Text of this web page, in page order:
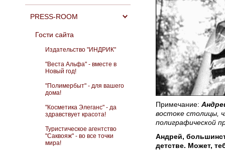
PRESS-ROOM
Гости сайта
Издательство "ИНДРИК"
"Веста Альфа" - вместе в
Новый год!
"Полимербыт" - для вашего
дома!
"Косметика Элеганс" - да
здравствует красота!
Туристическое агентство
"Саквояж" - во все точки
мира!
Примечание:
востоке столицы,
полиграфической
Андрей,
детстве. Может,